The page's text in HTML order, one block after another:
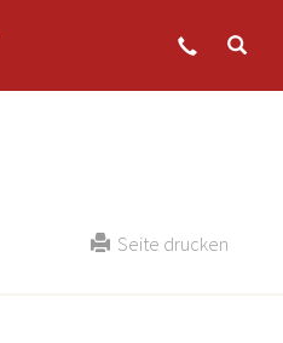
Seite drucken